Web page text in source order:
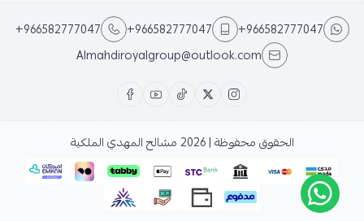
+966582777047
+966582777047
+966582777047
Almahdiroyalgroup@outlook.com
الحقوق محفوظة | 2026 مشالح المهدي الملكية